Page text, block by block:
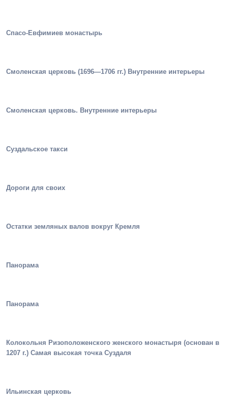
Спасо-Евфимиев монастырь
Смоленская церковь (1696—1706 гг.) Внутренние интерьеры
Смоленская церковь. Внутренние интерьеры
Суздальское такси
Дороги для своих
Остатки земляных валов вокруг Кремля
Панорама
Панорама
Колокольня Ризоположенского женского монастыря (основан в
1207 г.) Самая высокая точка Суздаля
Ильинская церковь